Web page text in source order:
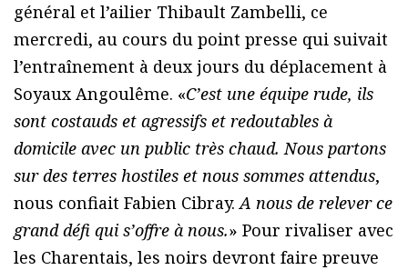
général et l’ailier Thibault Zambelli, ce
mercredi, au cours du point presse qui suivait
l’entraînement à deux jours du déplacement à
Soyaux Angoulême. «C’est une équipe rude, ils
sont costauds et agressifs et redoutables à
domicile avec un public très chaud. Nous partons
sur des terres hostiles et nous sommes attendus,
nous confiait Fabien Cibray.A nous de relever ce
grand défi qui s’offre à nous.» Pour rivaliser avec
les Charentais, les noirs devront faire preuve